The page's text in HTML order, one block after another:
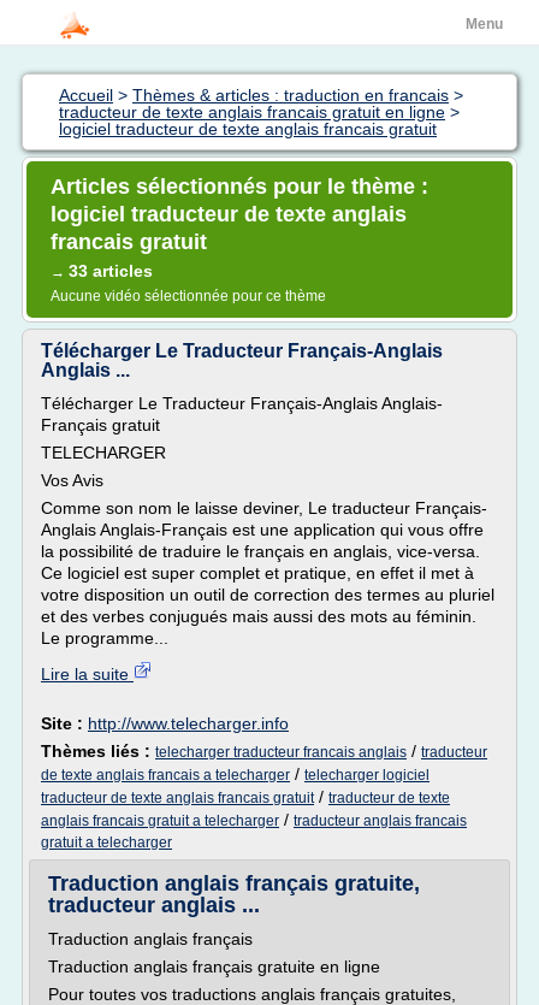
Menu
Accueil > Thèmes & articles : traduction en francais >
traducteur de texte anglais francais gratuit en ligne >
logiciel traducteur de texte anglais francais gratuit
Articles sélectionnés pour le thème :
logiciel traducteur de texte anglais
francais gratuit
→ 33 articles
Aucune vidéo sélectionnée pour ce thème
Télécharger Le Traducteur Français-Anglais
Anglais ...
Télécharger Le Traducteur Français-Anglais Anglais-
Français gratuit
TELECHARGER
Vos Avis
Comme son nom le laisse deviner, Le traducteur Français-
Anglais Anglais-Français est une application qui vous offre
la possibilité de traduire le français en anglais, vice-versa.
Ce logiciel est super complet et pratique, en effet il met à
votre disposition un outil de correction des termes au pluriel
et des verbes conjugués mais aussi des mots au féminin.
Le programme...
Lire la suite
Site : http://www.telecharger.info
Thèmes liés : telecharger traducteur francais anglais / traducteur
de texte anglais francais a telecharger / telecharger logiciel
traducteur de texte anglais francais gratuit/ traducteur de texte
anglais francais gratuit a telecharger / traducteur anglais francais
gratuit a telecharger
Traduction anglais français gratuite,
traducteur anglais ...
Traduction anglais français
Traduction anglais français gratuite en ligne
Pour toutes vos traductions anglais français gratuites,